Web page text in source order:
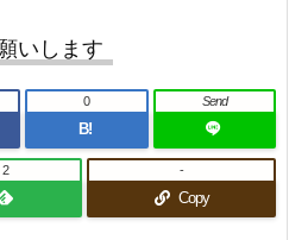
いします
B!
0 Send
2
Copy
-